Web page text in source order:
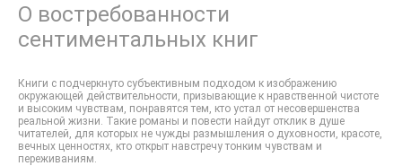
О востребованности
сентиментальных книг
Книги с подчеркнуто субъективным подходом к изображению
окружающей действительности, призывающие к нравственной чистоте
и высоким чувствам, понравятся тем, кто устал от несовершенства
реальной жизни. Такие романы и повести найдут отклик в душе
читателей, для которых не чужды размышления о духовности, красоте,
вечных ценностях, кто открыт навстречу тонким чувствам и
переживаниям.